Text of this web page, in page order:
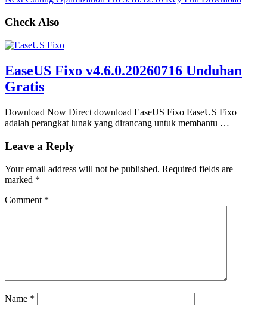
Check Also
EaseUS Fixo v4.6.0.20260716 Unduhan
Gratis
Download Now Direct download EaseUS Fixo EaseUS Fixo
adalah perangkat lunak yang dirancang untuk membantu …
Leave a Reply
Your email address will not be published. Required fields are
marked *
Comment *
Name *